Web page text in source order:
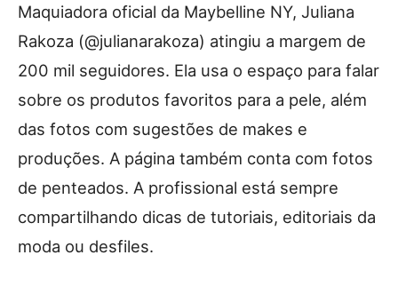
Maquiadora oficial da Maybelline NY, Juliana
Rakoza (@julianarakoza) atingiu a margem de
200 mil seguidores. Ela usa o espaço para falar
sobre os produtos favoritos para a pele, além
das fotos com sugestões de makes e
produções. A página também conta com fotos
de penteados. A profissional está sempre
compartilhando dicas de tutoriais, editoriais da
moda ou desfiles.